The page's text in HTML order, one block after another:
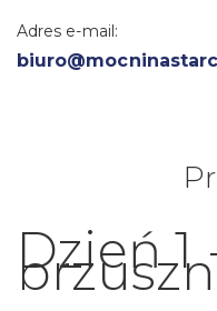
Adres e-mail:
Dzień